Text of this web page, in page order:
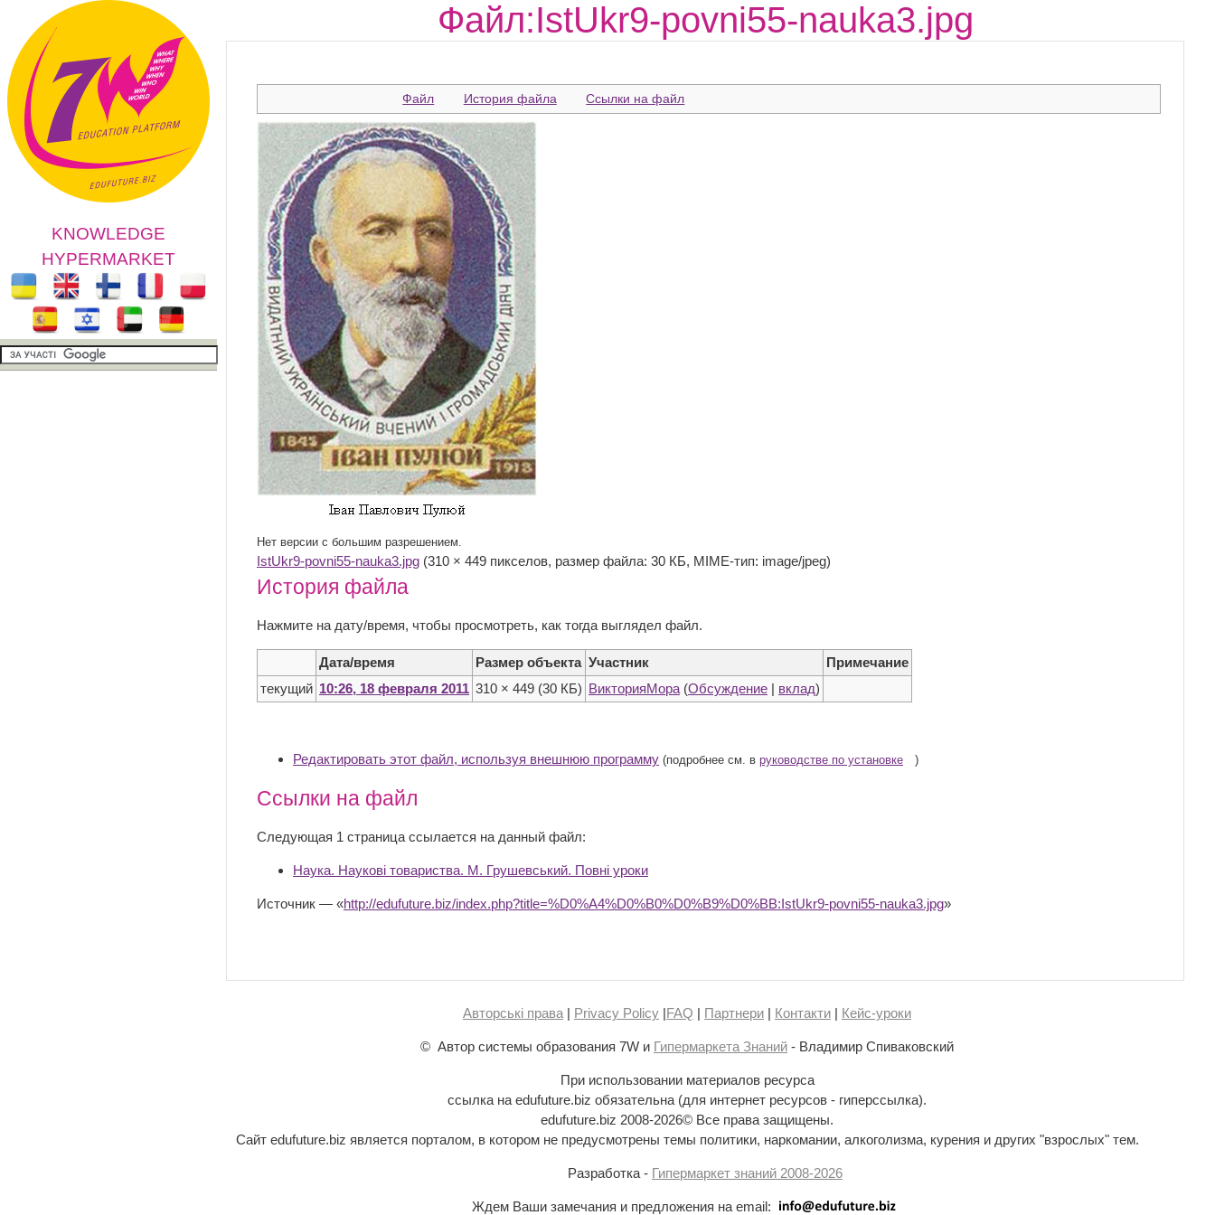
KNOWLEDGE
HYPERMARKET
Файл:IstUkr9-povni55-nauka3.jpg
Файл История файла Ссылки на файл
Нет версии с большим разрешением.
IstUkr9-povni55-nauka3.jpg ‎ (310 × 449 пикселов, размер файла: 30 КБ, MIME-тип: image/jpeg)
История файла
Нажмите на дату/время, чтобы просмотреть, как тогда выглядел файл.
Дата/время Размер объекта Участник
Примечание
текущий 10:26, 18 февраля 2011 310 × 449 (30 КБ) ВикторияМора (Обсуждение | вклад)
Редактировать этот файл, используя внешнюю программу (подробнее см. в руководстве по установке )
Ссылки на файл
Следующая 1 страница ссылается на данный файл:
Наука. Наукові товариства. М. Грушевський. Повні уроки
Источник — «http://edufuture.biz/index.php?title=%D0%A4%D0%B0%D0%B9%D0%BB:IstUkr9-povni55-nauka3.jpg»
Авторські права | Privacy Policy |FAQ | Партнери | Контакти | Кейс-уроки
© Автор системы образования 7W и Гипермаркета Знаний - Владимир Спиваковский
При использовании материалов ресурса
ссылка на edufuture.biz обязательна (для интернет ресурсов - гиперссылка).
edufuture.biz 2008-2026© Все права защищены.
Сайт edufuture.biz является порталом, в котором не предусмотрены темы политики, наркомании, алкоголизма, курения и других "взрослых" тем.
Разработка - Гипермаркет знаний 2008-2026
Ждем Ваши замечания и предложения на email: